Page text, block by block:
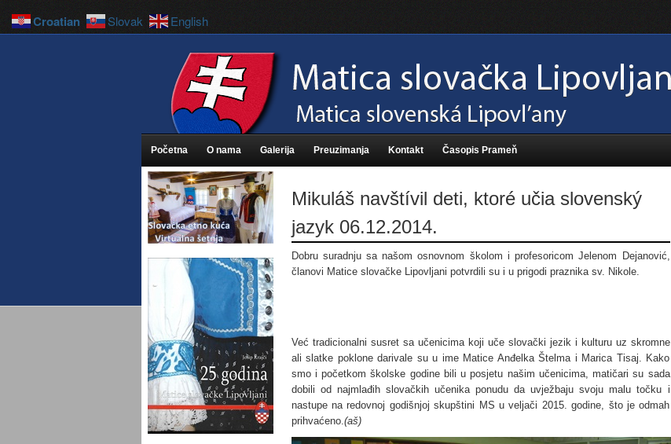
Početna O nama Galerija Preuzimanja Kontakt Časopis Prameň
Mikuláš navštívil deti, ktoré učia slovenský
jazyk 06.12.2014.
Dobru suradnju sa našom osnovnom školom i profesoricom Jelenom Dejanović,
članovi Matice slovačke Lipovljani potvrdili su i u prigodi praznika sv. Nikole.
Već tradicionalni susret sa učenicima koji uče slovački jezik i kulturu uz skromne
ali slatke poklone darivale su u ime Matice Anđelka Štelma i Marica Tisaj. Kako
smo i početkom školske godine bili u posjetu našim učenicima, matičari su sada
dobili od najmlađih slovačkih učenika ponudu da uvježbaju svoju malu točku i
nastupe na redovnoj godišnjoj skupštini MS u veljači 2015. godine, što je odmah
prihvaćeno.(aš)
Croatian Slovak English